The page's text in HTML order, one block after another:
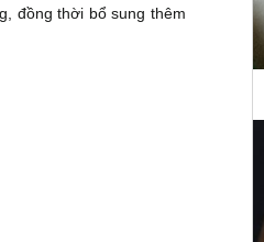
đồng thời bổ sung thêm